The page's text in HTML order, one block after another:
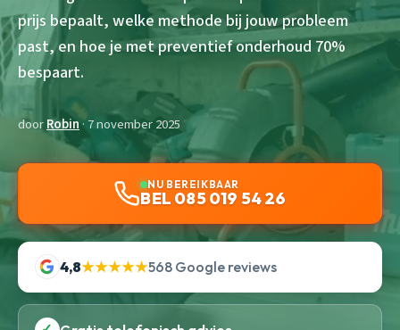
prijs bepaalt, welke methode bij jouw probleem
past, en hoe je met preventief onderhoud 70%
bespaart.
doorRobin· 7 november 2025
NU BEREIKBAAR
BEL 085 019 54 26
4,8★★★★★568 Google reviews